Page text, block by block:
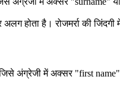
होता है। रोजमर्रा की
अंग्रेजी में अक्सर "first name"